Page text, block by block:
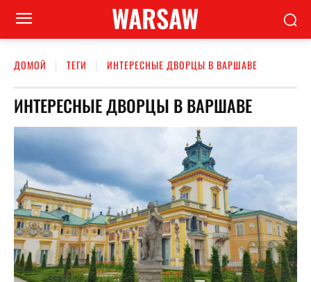
WARSAW
ДОМОЙ ТЕГИ ИНТЕРЕСНЫЕ ДВОРЦЫ В ВАРШАВЕ
ИНТЕРЕСНЫЕ ДВОРЦЫ В ВАРШАВЕ